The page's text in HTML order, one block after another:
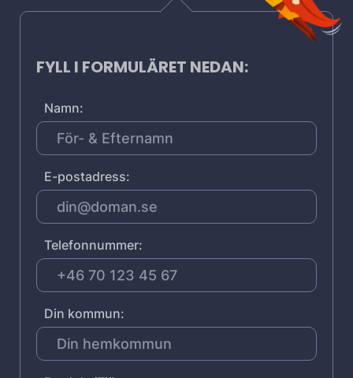
FYLL I FORMULÄRET NEDAN:
Namn:
E-postadress:
Telefonnummer:
Din kommun: